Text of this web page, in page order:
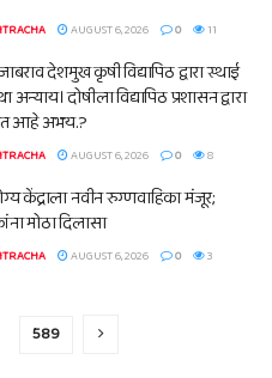
AUGUST 6, 2026 0 11
देशमुख कृषी विद्यापिठ द्वारा स्थाई
दोषीला विद्यापिठ प्रशासन द्वारा
आहे अभय.?
AUGUST 6, 2026 0 8
केंद्राला नवीन रुग्णवाहिका मंजूर;
मोठा दिलासा
AUGUST 6, 2026 0 3
589